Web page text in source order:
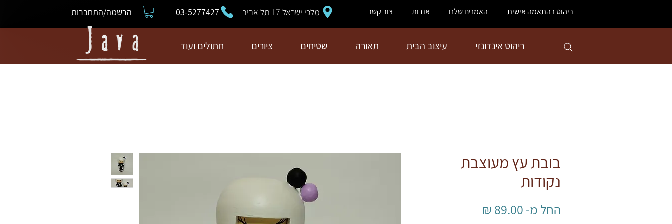
ריהוט בהתאמה אישית האמנים שלנו אודות צור קשר מלכי ישראל 17 תל אביב 03-5277427 הרשמה/התחברות
ריהוט אינדונזי עיצוב הבית תאורה שטיחים ציורים חתולים ועוד
בובת עץ מעוצבת
נקודות
החל מ- 89.00 ₪